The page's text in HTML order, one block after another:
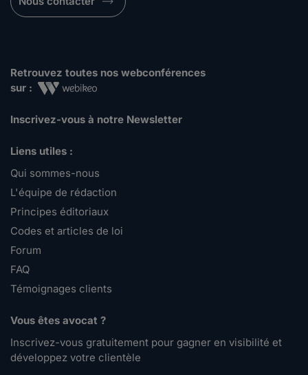
Retrouvez toutes nos webconférences
sur :
Inscrivez-vous à notre Newsletter
Liens utiles :
Qui sommes-nous
L'équipe de rédaction
Principes éditoriaux
Codes et articles de loi
Forum
FAQ
Témoignages clients
Vous êtes avocat ?
Inscrivez-vous gratuitement pour gagner en visibilité et
développez votre clientèle